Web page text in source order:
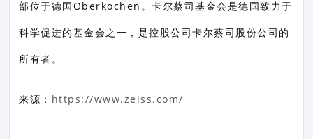
部位于德国Oberkochen。卡尔蔡司基金会是德国致力于
科学促进的基金会之一，是控股公司卡尔蔡司股份公司的
所有者。
来源： https://www.zeiss.com/